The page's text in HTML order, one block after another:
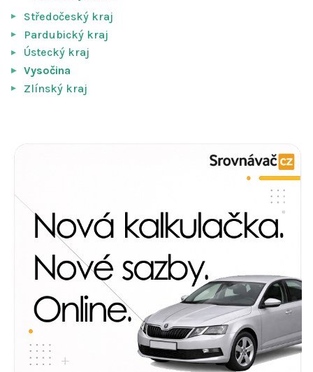
Středočeský kraj
Pardubický kraj
Ústecký kraj
Vysočina
Zlínský kraj